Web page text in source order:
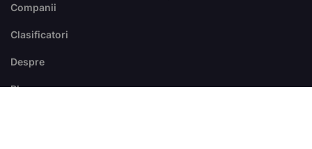
Companii
Clasificatori
Despre
Blog